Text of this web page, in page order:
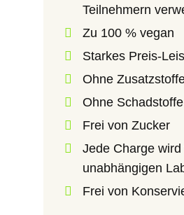
Teilnehmern
Zu 100 % vegan
Starkes Preis-
Ohne
Ohne Schadstoffe
Frei von Zucker
Jede Charge
unabhängigen
Frei von